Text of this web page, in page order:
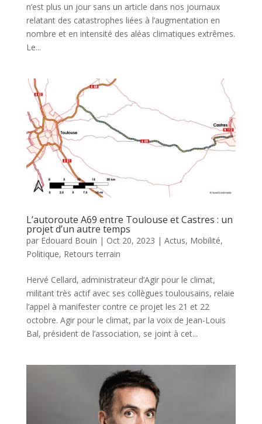
n’est plus un jour sans un article dans nos journaux
relatant des catastrophes liées à l’augmentation en
nombre et en intensité des aléas climatiques extrêmes.
Le...
L’autoroute A69 entre Toulouse et Castres : un
projet d’un autre temps
par Edouard Bouin | Oct 20, 2023 | Actus, Mobilité,
Politique, Retours terrain
Hervé Cellard, administrateur d’Agir pour le climat,
militant très actif avec ses collègues toulousains, relaie
l’appel à manifester contre ce projet les 21 et 22
octobre. Agir pour le climat, par la voix de Jean-Louis
Bal, président de l’association, se joint à cet...